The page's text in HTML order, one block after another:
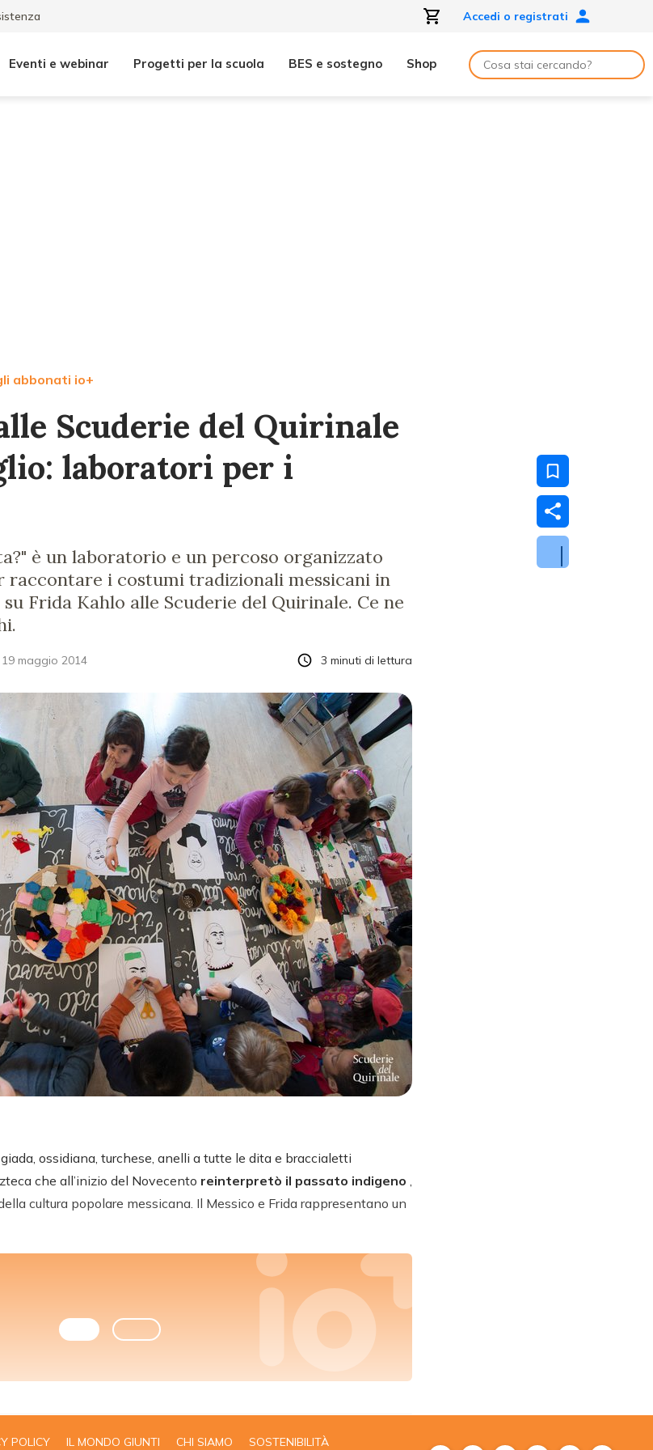
Accedi o registrati
Eventi e webinar Progetti per la scuola BES e sostegno Shop
abbonati io+
Scuderie del Quirinale
laboratori per i
è un laboratorio e un percoso organizzato
raccontare i costumi tradizionali messicani in
Frida Kahlo alle Scuderie del Quirinale. Ce ne
19 maggio 2014 3 minuti di lettura
ossidiana, turchese, anelli a tutte le dita e braccialetti
che all’inizio del Novecento reinterpretò il passato indigeno ,
cultura popolare messicana. Il Messico e Frida rappresentano un
POLICY IL MONDO GIUNTI CHI SIAMO SOSTENIBILITÀ